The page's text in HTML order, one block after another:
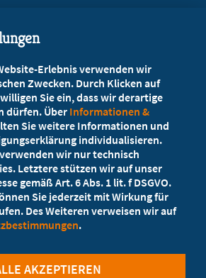
Sie!
Mitglied!
einer Mitgliedschaft
Erlebnis verwenden wir
Zwecken. Durch Klicken auf
Sie ein, dass wir derartige
dürfen. Über Informationen &
Sie weitere Informationen und
individualisieren.
wir nur technisch
Letztere stützen wir auf unser
gemäß Art. 6 Abs. 1 lit. f DSGVO.
Sie jederzeit mit Wirkung für
Des Weiteren verweisen wir auf
.
AKZEPTIEREN